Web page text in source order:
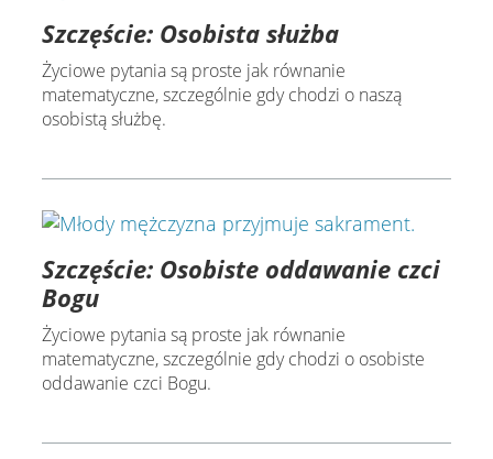
Szczęście: Osobista służba
Życiowe pytania są proste jak równanie
matematyczne, szczególnie gdy chodzi o naszą
osobistą służbę.
Szczęście: Osobiste oddawanie czci
Bogu
Życiowe pytania są proste jak równanie
matematyczne, szczególnie gdy chodzi o osobiste
oddawanie czci Bogu.